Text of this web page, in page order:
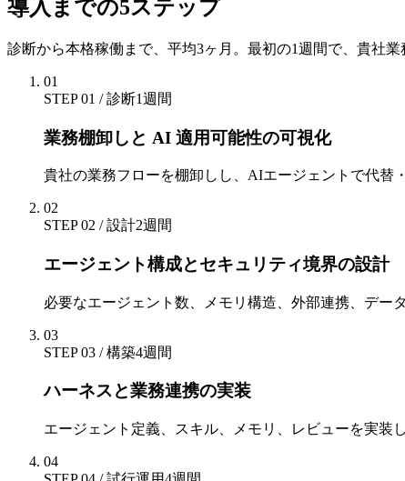
導入までの5ステップ
診断から本格稼働まで、平均3ヶ月。最初の1週間で、貴社
01
STEP 01 / 診断1週間
業務棚卸しと AI 適用可能性の可視化
貴社の業務フローを棚卸しし、AIエージェントで代替
02
STEP 02 / 設計2週間
エージェント構成とセキュリティ境界の設計
必要なエージェント数、メモリ構造、外部連携、デー
03
STEP 03 / 構築4週間
ハーネスと業務連携の実装
エージェント定義、スキル、メモリ、レビューを実装
04